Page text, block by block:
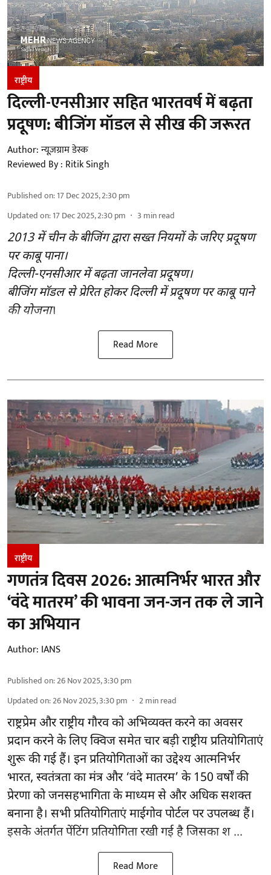
राष्ट्रीय
दिल्ली-एनसीआर सहित भारतवर्ष में बढ़ता
प्रदूषण: बीजिंग मॉडल से सीख की जरूरत
Author:न्यूज़ग्राम डेस्क
Reviewed By : Ritik Singh
Published on:17 Dec 2025, 2:30 pm
Updated on:17 Dec 2025, 2:30 pm 3 min read
2013 में चीन के बीजिंग द्वारा सख्त नियमों के जरिए प्रदूषण
पर काबू पाना।
दिल्ली-एनसीआर में बढ़ता जानलेवा प्रदूषण।
बीजिंग मॉडल से प्रेरित होकर दिल्ली में प्रदूषण पर काबू पाने
की योजना।
Read More
राष्ट्रीय
गणतंत्र दिवस 2026: आत्मनिर्भर भारत और
‘वंदे मातरम’ की भावना जन-जन तक ले जाने
का अभियान
Author: IANS
Published on:26 Nov 2025, 3:30 pm
Updated on:26 Nov 2025, 3:30 pm 2min read
राष्ट्रप्रेम और राष्ट्रीय गौरव को अभिव्यक्त करने का अवसर
प्रदान करने के लिए क्विज समेत चार बड़ी राष्ट्रीय प्रतियोगिताएं
शुरू की गई हैं। इन प्रतियोगिताओं का उद्देश्य आत्मनिर्भर
भारत, स्वतंत्रता का मंत्र और ‘वंदे मातरम’ के 150 वर्षों की
प्रेरणा को जनसहभागिता के माध्यम से और अधिक सशक्त
बनाना है। सभी प्रतियोगिताएं माईगोव पोर्टल पर उपलब्ध हैं।
इसके अंतर्गत पेंटिंग प्रतियोगिता रखी गई है जिसका श ...
Read More